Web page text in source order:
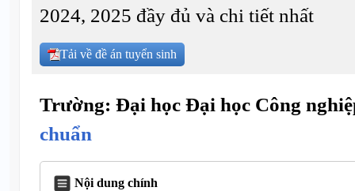
2024, 2025 đầy đủ và chi tiết nhất
Tải về đề án tuyển sinh
Trường: Đại học Đại học Công
chuẩn
Nội dung chính